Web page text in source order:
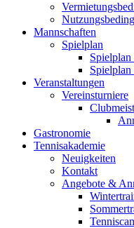
Mannschaften
Spielplan
Veranstaltungen
Vereinsturniere
Gastronomie
Tennisakademie
Neuigkeiten
Kontakt
Angebote &